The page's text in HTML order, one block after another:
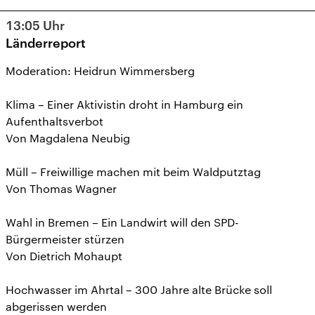
13:05 Uhr
Länderreport
Moderation: Heidrun Wimmersberg
Klima – Einer Aktivistin droht in Hamburg ein
Aufenthaltsverbot
Von Magdalena Neubig
Müll – Freiwillige machen mit beim Waldputztag
Von Thomas Wagner
Wahl in Bremen – Ein Landwirt will den SPD-
Bürgermeister stürzen
Von Dietrich Mohaupt
Hochwasser im Ahrtal – 300 Jahre alte Brücke soll
abgerissen werden